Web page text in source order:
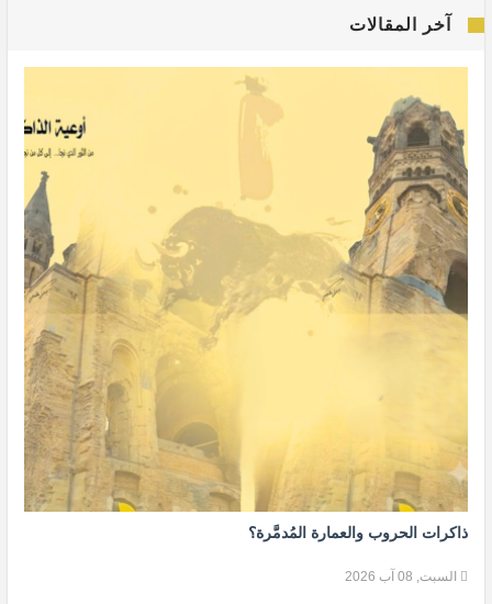
آخر المقالات
ذاكرات الحروب والعمارة المُدمَّرة؟
السبت, 08 آب 2026